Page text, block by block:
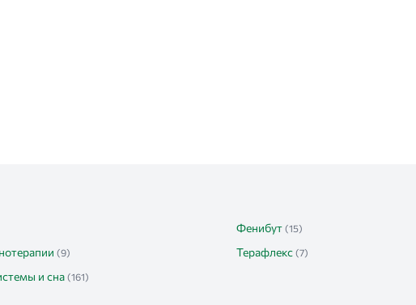
Фенибут (15)
(9) Терафлекс (7)
и сна (161)